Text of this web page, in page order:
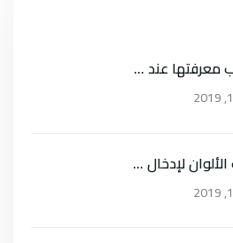
أشياء يجب معرفتها عند اختيار الأريكة
مخططات الألوان لإدخال الربيع في منزلك